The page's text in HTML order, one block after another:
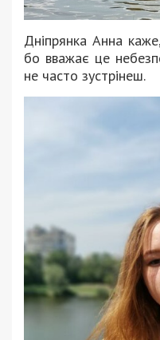
Дніпрянка Анна
бо вважає це
не часто зустрінеш.